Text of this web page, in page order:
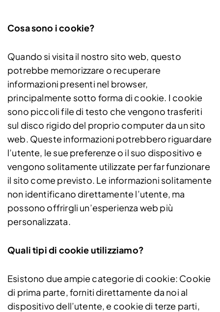
Cosa sono i cookie?
Quando si visita il nostro sito web, questo
potrebbe memorizzare o recuperare
informazioni presenti nel browser,
principalmente sotto forma di cookie. I cookie
sono piccoli file di testo che vengono trasferiti
sul disco rigido del proprio computer da un sito
web. Queste informazioni potrebbero riguardare
l’utente, le sue preferenze o il suo dispositivo e
vengono solitamente utilizzate per far funzionare
il sito come previsto. Le informazioni solitamente
non identificano direttamente l’utente, ma
possono offrirgli un’esperienza web più
personalizzata.
Quali tipi di cookie utilizziamo?
Esistono due ampie categorie di cookie: Cookie
di prima parte, forniti direttamente da noi al
dispositivo dell’utente, e cookie di terze parti,